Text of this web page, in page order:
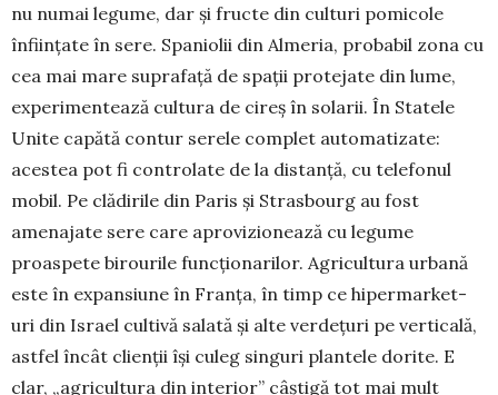
nu numai legume, dar și fructe din culturi pomicole
înființate în sere. Spaniolii din Almeria, probabil zona cu
cea mai mare suprafață de spații protejate din lume,
expe­rimentează cul­tura de cireș în solarii. În Statele
Unite capătă contur serele complet auto­matizate:
acestea pot fi controlate de la distanță, cu telefonul
mobil. Pe clădirile din Paris și Strasbourg au fost
amenajate sere care aprovizionează cu legume
proaspete birourile funcționarilor. Agricultura urbană
este în expansiune în Franța, în timp ce hipermarket-
uri din Israel cultivă salată și alte verdețuri pe ver­ticală,
astfel încât clienții își culeg singuri plantele dorite. E
clar, „agricultura din interior” câștigă tot mai mult